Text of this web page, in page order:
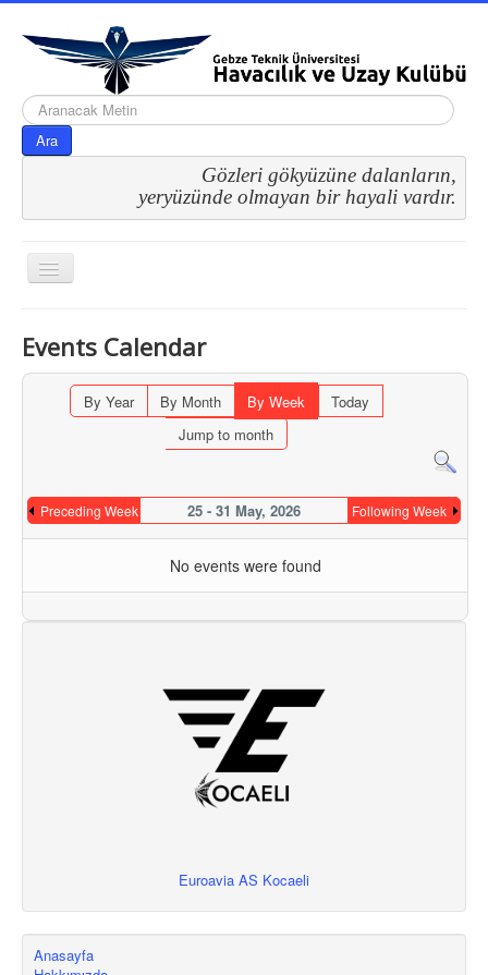
arama...
Ara
Gözleri gökyüzüne dalanların,
yeryüzünde olmayan bir hayali vardır.
Gezinme
geçişini
Events Calendar
By Year By Month By Week
Today
Jump to month
Preceding Week 25 - 31 May, 2026 Following Week
No events were found
Euroavia AS Kocaeli
Anasayfa